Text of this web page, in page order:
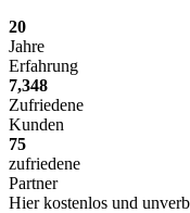
20
Jahre
Erfahrung
7,348
Zufriedene
Kunden
75
zufriedene
Partner
Hier kostenlos und